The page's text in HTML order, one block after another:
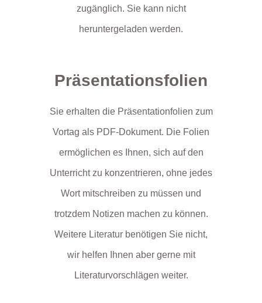
zugänglich. Sie kann nicht
heruntergeladen werden.
Präsentationsfolien
Sie erhalten die Präsentationfolien zum
Vortag als PDF-Dokument. Die Folien
ermöglichen es Ihnen, sich auf den
Unterricht zu konzentrieren, ohne jedes
Wort mitschreiben zu müssen und
trotzdem Notizen machen zu können.
Weitere Literatur benötigen Sie nicht,
wir helfen Ihnen aber gerne mit
Literaturvorschlägen weiter.